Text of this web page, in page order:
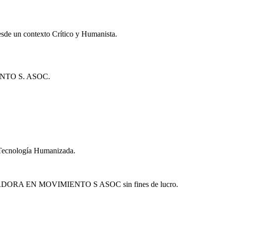
un contexto Crítico y Humanista.
S. ASOC.
Humanizada.
EN MOVIMIENTO S ASOC sin fines de lucro.